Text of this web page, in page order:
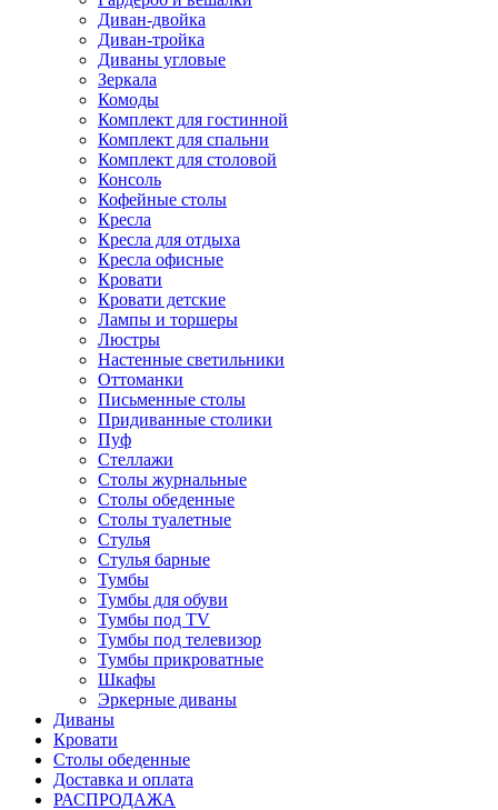
Диван-двойка
Диван-тройка
Диваны угловые
Зеркала
Комоды
Комплект для гостинной
Комплект для спальни
Комплект для столовой
Консоль
Кофейные столы
Кресла
Кресла для отдыха
Кресла офисные
Кровати
Кровати детские
Лампы и торшеры
Люстры
Настенные светильники
Оттоманки
Письменные столы
Придиванные столики
Пуф
Стеллажи
Столы журнальные
Столы обеденные
Столы туалетные
Стулья
Стулья барные
Тумбы
Тумбы для обуви
Тумбы под TV
Тумбы под телевизор
Тумбы прикроватные
Шкафы
Эркерные диваны
Диваны
Кровати
Столы обеденные
Доставка и оплата
РАСПРОДАЖА